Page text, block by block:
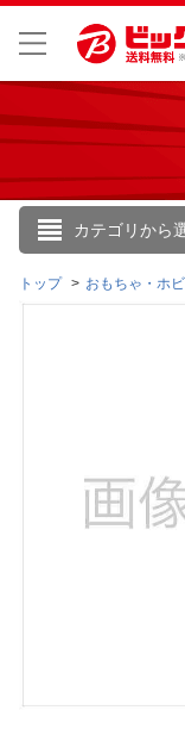
カテゴリから
トップ おもちゃ・ホ